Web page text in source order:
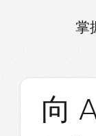
掌
向